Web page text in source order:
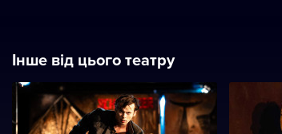
Інше від цього театру